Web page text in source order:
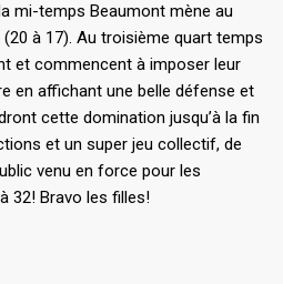
mi-temps Beaumont mène au
à 17). Au troisième quart temps
et commencent à imposer leur
en affichant une belle défense et
cette domination jusqu’à la fin
et un super jeu collectif, de
venu en force pour les
32! Bravo les filles!